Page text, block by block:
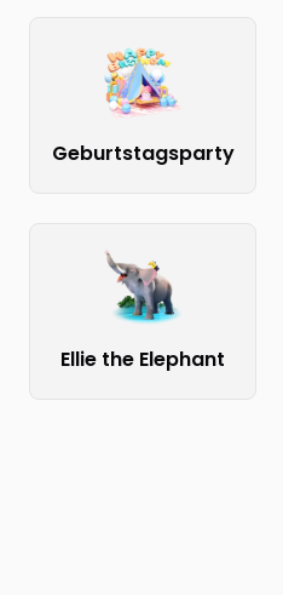
Geburtstagsparty
Ellie the Elephant